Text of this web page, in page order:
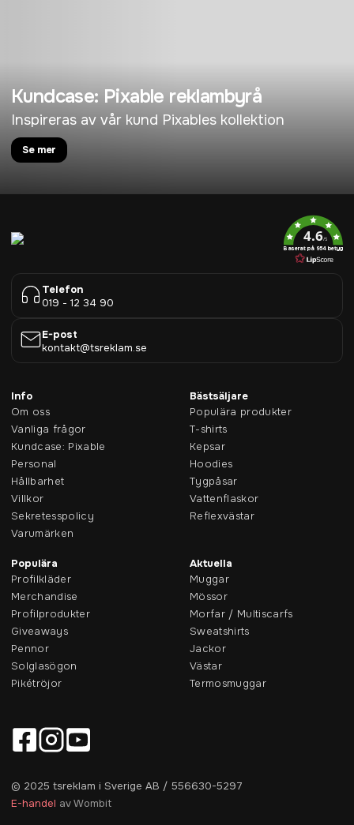
Kundcase: Pixable reklambyrå
Inspireras av vår kund Pixables kollektion
Se mer
4.6/5
Baserat på 954 betyg
Telefon
019 - 12 34 90
E-post
kontakt@tsreklam.se
Info
Om oss
Vanliga frågor
Kundcase: Pixable
Personal
Hållbarhet
Villkor
Sekretesspolicy
Varumärken
Bästsäljare
Populära produkter
T-shirts
Kepsar
Hoodies
Tygpåsar
Vattenflaskor
Reflexvästar
Populära
Profilkläder
Merchandise
Profilprodukter
Giveaways
Pennor
Solglasögon
Pikétröjor
Aktuella
Muggar
Mössor
Morfar / Multiscarfs
Sweatshirts
Jackor
Västar
Termosmuggar
© 2025 tsreklam i Sverige AB / 556630-5297
E-handel av Wombit